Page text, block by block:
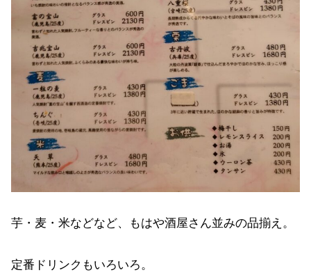
芋・麦・米などなど、もはや酒屋さん並みの品揃え。
定番ドリンクもいろいろ。